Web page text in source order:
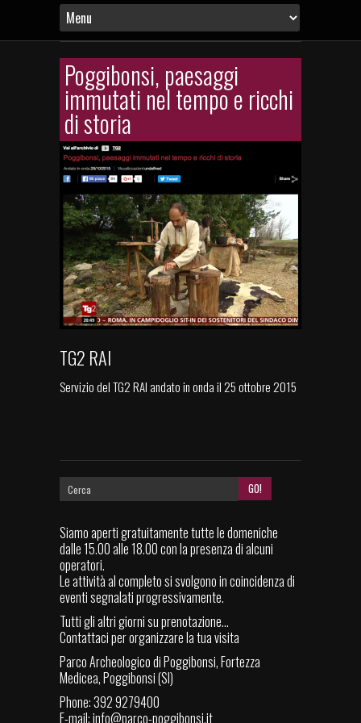
Poggibonsi, paesaggi
immutati nel tempo e ricchi
di storia
TG2 RAI
Servizio del TG2 RAI andato in onda il 25 ottobre 2015
Siamo aperti gratuitamente tutte le domeniche
dalle 15.00 alle 18.00 con la presenza di alcuni
operatori.
Le attività al completo si svolgono in coincidenza di
eventi segnalati progressivamente.
Tutti gli altri giorni su prenotazione...
Contattaci per organizzare la tua visita
Parco Archeologico di Poggibonsi, Fortezza
Medicea, Poggibonsi (SI)
Phone: 392 9279400
E-mail:info@parco-poggibonsi.it